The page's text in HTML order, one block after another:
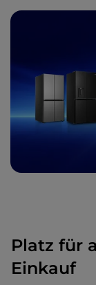
Platz für
Einkauf